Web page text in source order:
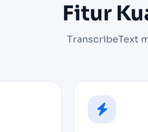
Fitur
TranscribeText